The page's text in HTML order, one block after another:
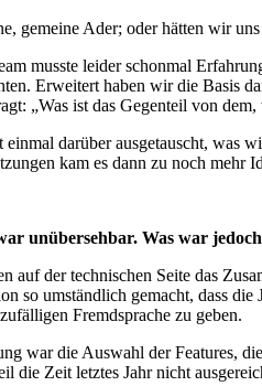
gemeine Ader; oder hätten wir
musste leider schonmal
Erweitert haben wir die Basis
„Was ist das Gegenteil von
einmal darüber ausgetauscht, was
kam es dann zu noch
unübersehbar. Was war
auf der technischen Seite das
so umständlich gemacht, dass
Fremdsprache zu geben.
war die Auswahl der Features,
die Zeit letztes Jahr nicht